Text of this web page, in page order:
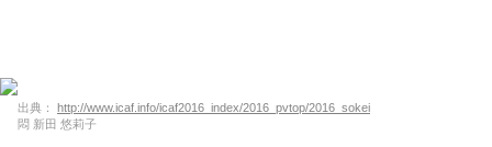
出典：
http://www.icaf.info/icaf2016_index/2016_pvtop/2016_sokei
悶 新田 悠莉子